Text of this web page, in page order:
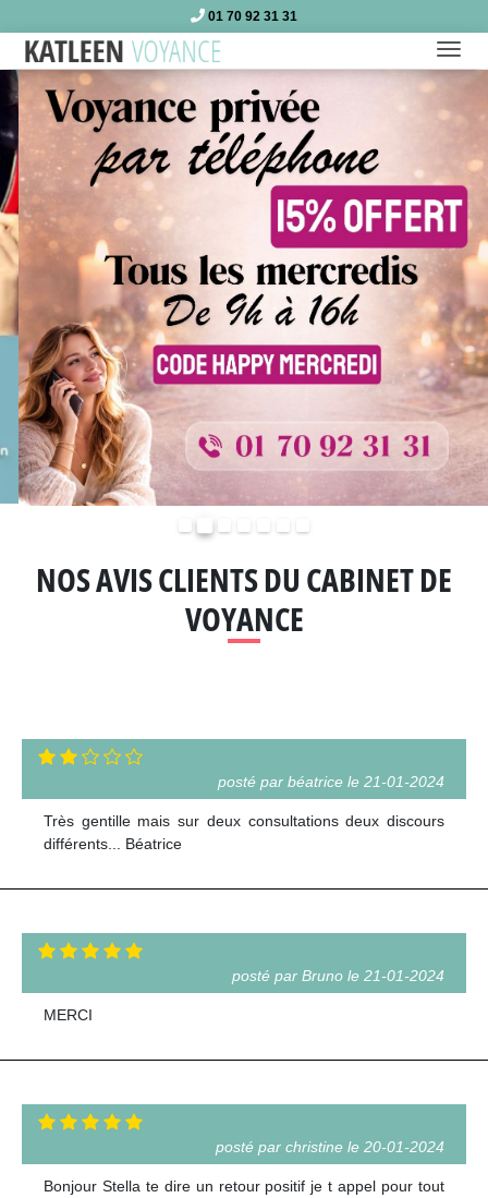
01 70 92 31 31
NOS AVIS CLIENTS DU CABINET DE
VOYANCE
posté par béatrice le 21-01-2024
Très gentille mais sur deux consultations deux discours
différents... Béatrice
posté par Bruno le 21-01-2024
MERCI
posté par christine le 20-01-2024
Bonjour Stella te dire un retour positif je t appel pour tout